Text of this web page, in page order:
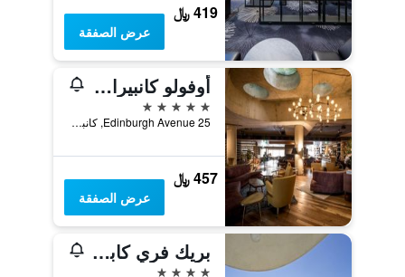
419 ﷼
عرض الصفقة
أوفولو كانبيرا، إيه ويندام هوتل
5 نجوم
25 Edinburgh Avenue, كانبيرا, ACT, أستراليا
457 ﷼
عرض الصفقة
بريك فري كابيتال تاور
4 نجوم